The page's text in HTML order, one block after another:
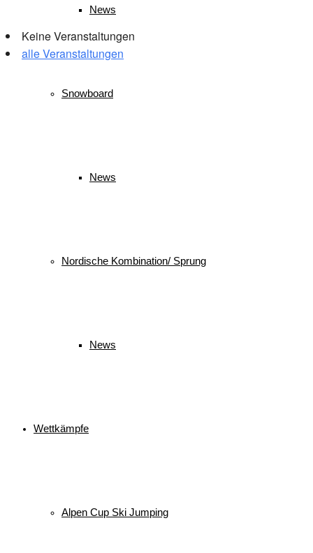
News
Snowboard
News
Nordische Kombination/ Sprung
News
Wettkämpfe
Alpen Cup Ski Jumping
Keine Veranstaltungen
alle Veranstaltungen